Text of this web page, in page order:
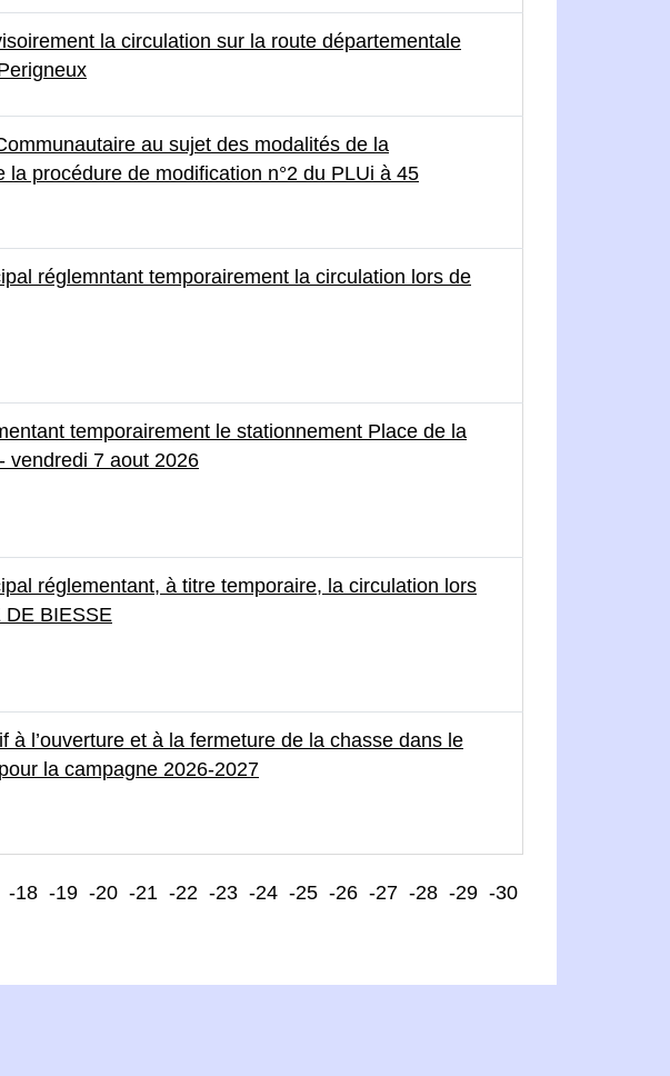
la circulation sur la route départementale
au sujet des modalités de la
la procédure de modification n°2 du PLUi à 45
réglemntant temporairement la circulation lors de
temporairement le stationnement Place de la
vendredi 7 aout 2026
réglementant, à titre temporaire, la circulation lors
BIESSE
à l’ouverture et à la fermeture de la chasse dans le
la campagne 2026-2027
-18 -19 -20 -21 -22 -23 -24 -25 -26 -27 -28 -29 -30